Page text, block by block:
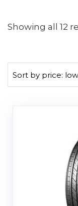
Showing all 12